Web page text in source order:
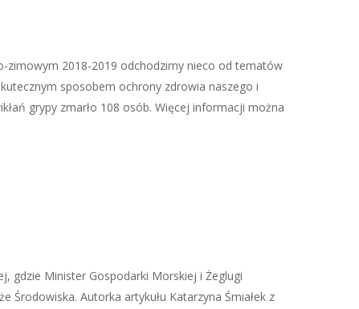
zimowym 2018-2019 odchodzimy nieco od tematów
sposobem ochrony zdrowia naszego i
grypy zmarło 108 osób. Więcej informacji można
gdzie Minister Gospodarki Morskiej i Żeglugi
Autorka artykułu Katarzyna Śmiałek z